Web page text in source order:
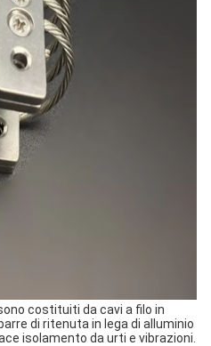
costituiti da cavi a filo in
di ritenuta in lega di alluminio
isolamento da urti e vibrazioni.